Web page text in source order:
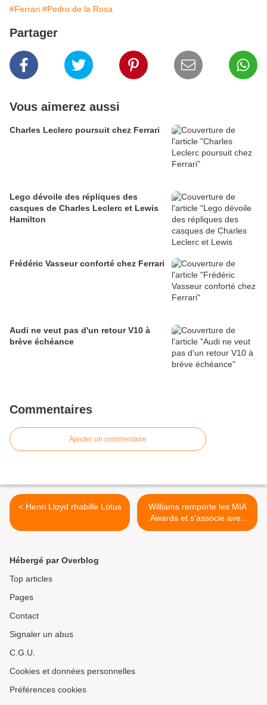
#Ferrari #Pedro de la Rosa
Partager
Vous aimerez aussi
Charles Leclerc poursuit chez Ferrari
Lego dévoile des répliques des
casques de Charles Leclerc et Lewis
Hamilton
Frédéric Vasseur conforté chez Ferrari
Audi ne veut pas d'un retour V10 à
brève échéance
Commentaires
Ajouter un commentaire
< Henri Lloyd rhabille Lotus
Williams remporte les MIA
Awards et s'associe avec
Alstom >
Hébergé par Overblog
Top articles
Pages
Contact
Signaler un abus
C.G.U.
Cookies et données personnelles
Préférences cookies